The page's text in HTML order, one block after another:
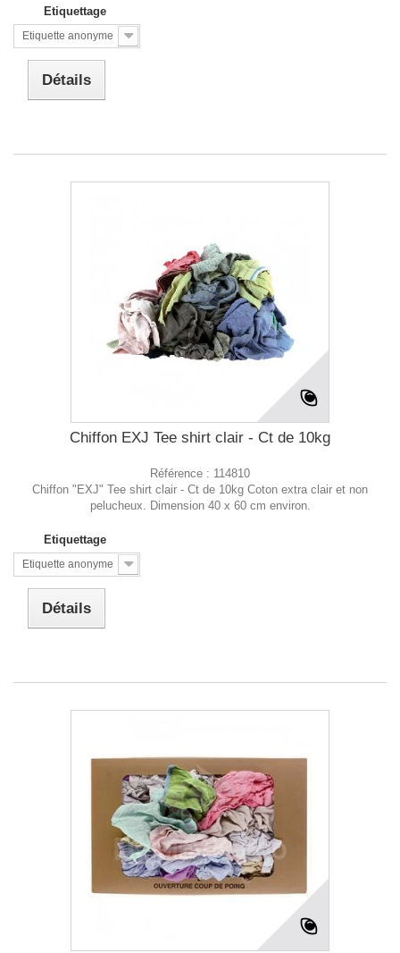
Etiquettage
Etiquette anonyme
Détails
Chiffon EXJ Tee shirt clair - Ct de 10kg
Référence : 114810
Chiffon "EXJ" Tee shirt clair - Ct de 10kg Coton extra clair et non
pelucheux. Dimension 40 x 60 cm environ.
Etiquettage
Etiquette anonyme
Détails